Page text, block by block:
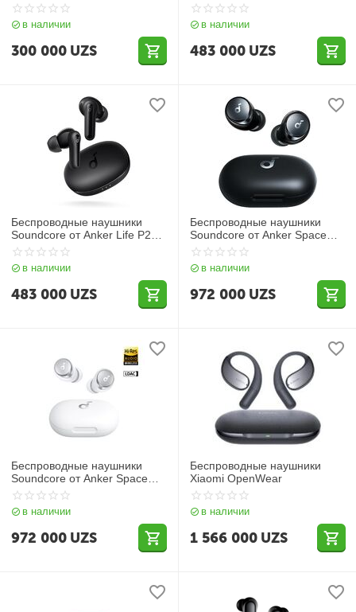
в наличии
300 000 UZS
Mini
в наличии
483 000 UZS
Беспроводные наушники
Soundcore от Anker Life P2
Mini [CLONE]
в наличии
483 000 UZS
Беспроводные наушники
Soundcore от Anker Space
A40
в наличии
972 000 UZS
Беспроводные наушники
Soundcore от Anker Space
A40
в наличии
972 000 UZS
Беспроводные наушники
Xiaomi OpenWear
в наличии
1 566 000 UZS